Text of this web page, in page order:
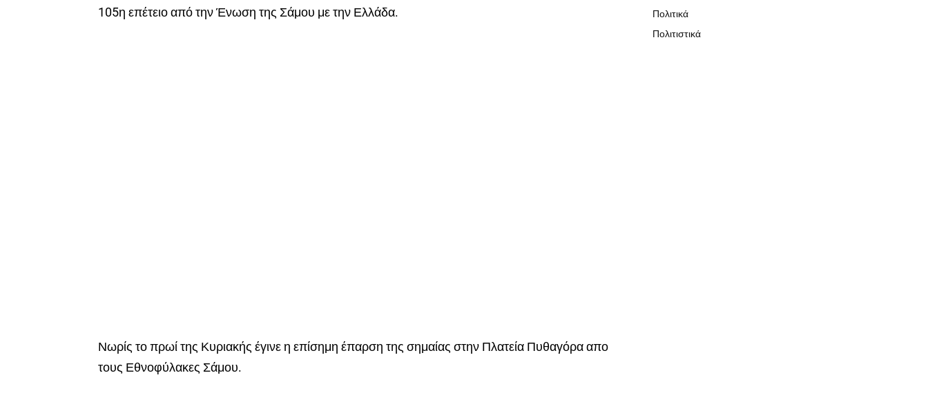
105η επέτειο από την Ένωση της Σάμου με την Ελλάδα.
Νωρίς το πρωί της Κυριακής έγινε η επίσημη έπαρση της σημαίας στην Πλατεία Πυθαγόρα απο
τους Εθνοφύλακες Σάμου.
Πολιτικά
Πολιτιστικά